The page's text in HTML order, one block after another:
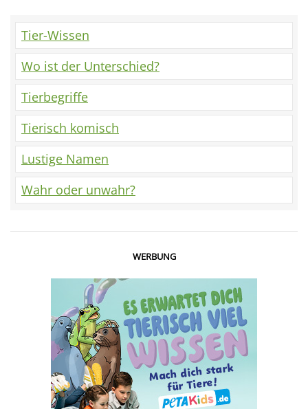
Tier-Wissen
Wo ist der Unterschied?
Tierbegriffe
Tierisch komisch
Lustige Namen
Wahr oder unwahr?
WERBUNG